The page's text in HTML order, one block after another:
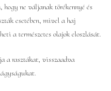
ne váljanak törékennyé és
esetében, mivel a haj
a természetes olajok eloszlását.
a rasztákat, visszaadva